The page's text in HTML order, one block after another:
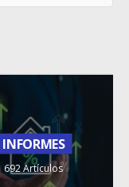
INFORMES
692 Artículos